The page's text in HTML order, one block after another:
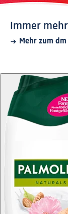
Immer
Mehr zum